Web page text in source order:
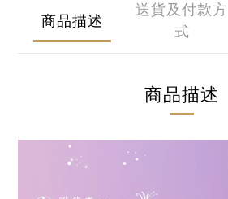
商品描述
送貨及付款方
式
商品描述